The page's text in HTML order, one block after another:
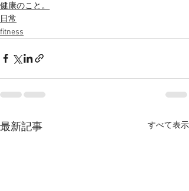
健康のこと。
日常
fitness
最新記事 すべて表示